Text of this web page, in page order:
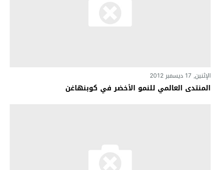
الإثنين, 17 ديسمبر 2012
المنتدى العالمي للنمو الأخضر في كوبنهاغن